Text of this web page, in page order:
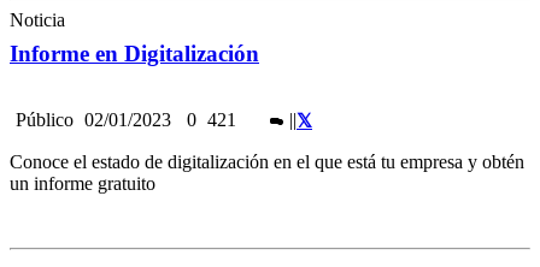
Noticia
Informe en Digitalización
Público 02/01/2023 0 421 ||
Conoce el estado de digitalización en el que está tu empresa y obtén
un informe gratuito